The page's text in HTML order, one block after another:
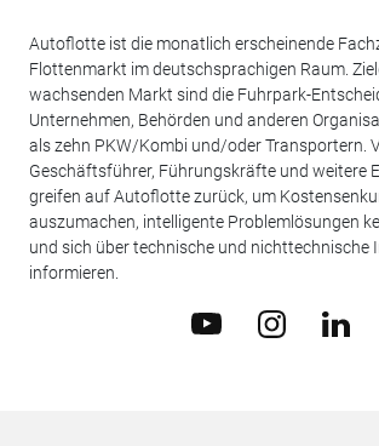
Autoflotte ist die monatlich erscheinende
Flottenmarkt im deutschsprachigen Raum.
wachsenden Markt sind die Fuhrpark-
Unternehmen, Behörden und anderen
als zehn PKW/Kombi und/oder Transportern.
Geschäftsführer, Führungskräfte und weitere
greifen auf Autoflotte zurück, um
auszumachen, intelligente Problemlösungen
und sich über technische und nichttechnische
informieren.